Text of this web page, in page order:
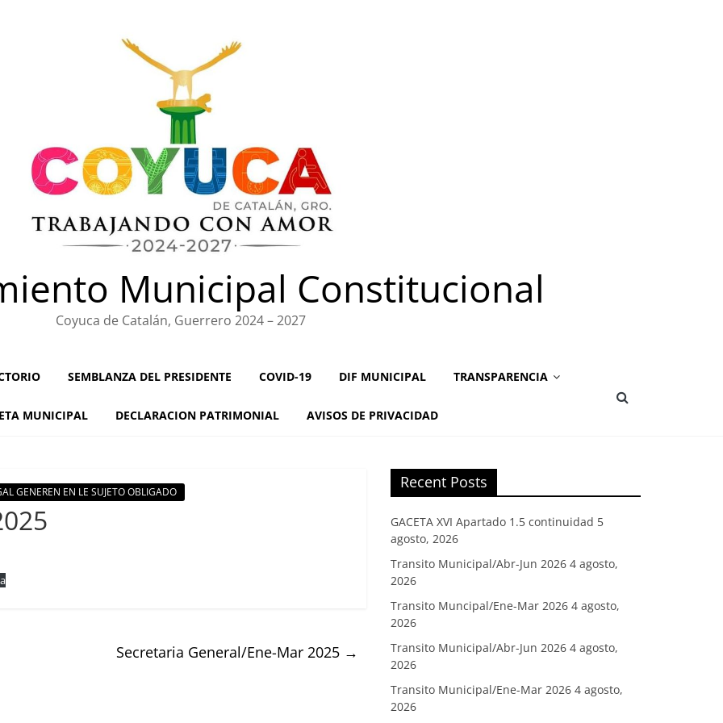
Municipal Constitucional
Coyuca de Catalán, Guerrero 2024 – 2027
SEMBLANZA DEL PRESIDENTE COVID-19 DIF MUNICIPAL TRANSPARENCIA
MUNICIPAL DECLARACION PATRIMONIAL AVISOS DE PRIVACIDAD
GENEREN EN LE SUJETO OBLIGADO
Secretaria General/Ene-Mar 2025 →
Recent Posts
GACETA XVI Apartado 1.5 continuidad 5
agosto, 2026
Transito Municipal/Abr-Jun 2026 4 agosto,
2026
Transito Muncipal/Ene-Mar 2026 4 agosto,
2026
Transito Municipal/Abr-Jun 2026 4 agosto,
2026
Transito Municipal/Ene-Mar 2026 4 agosto,
2026